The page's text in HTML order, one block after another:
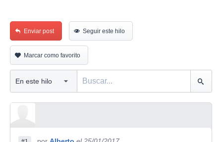
Enviar post Seguir este hilo
Marcar como favorito